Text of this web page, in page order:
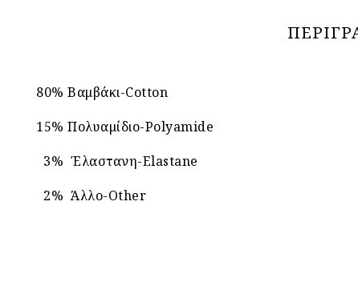
80% Βαμβάκι-Cotton
15% Πολυαμίδιο-Polyamide
3% Έλαστανη-Elastane
2% Άλλο-Other